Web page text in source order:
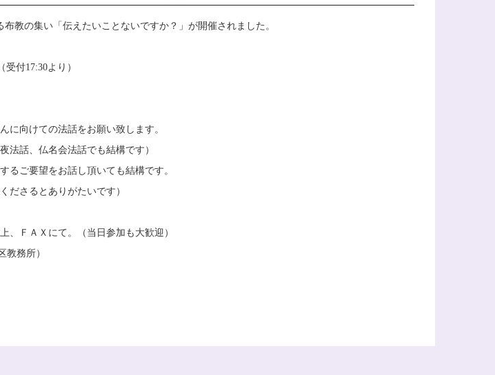
教の集い「伝えたいことないですか？」が開催されました。
受付17:30より）
に向けての法話をお願い致します。
法話、仏名会法話でも結構です）
るご要望をお話し頂いても結構です。
ださるとありがたいです）
、ＦＡＸにて。（当日参加も大歓迎）
教務所）